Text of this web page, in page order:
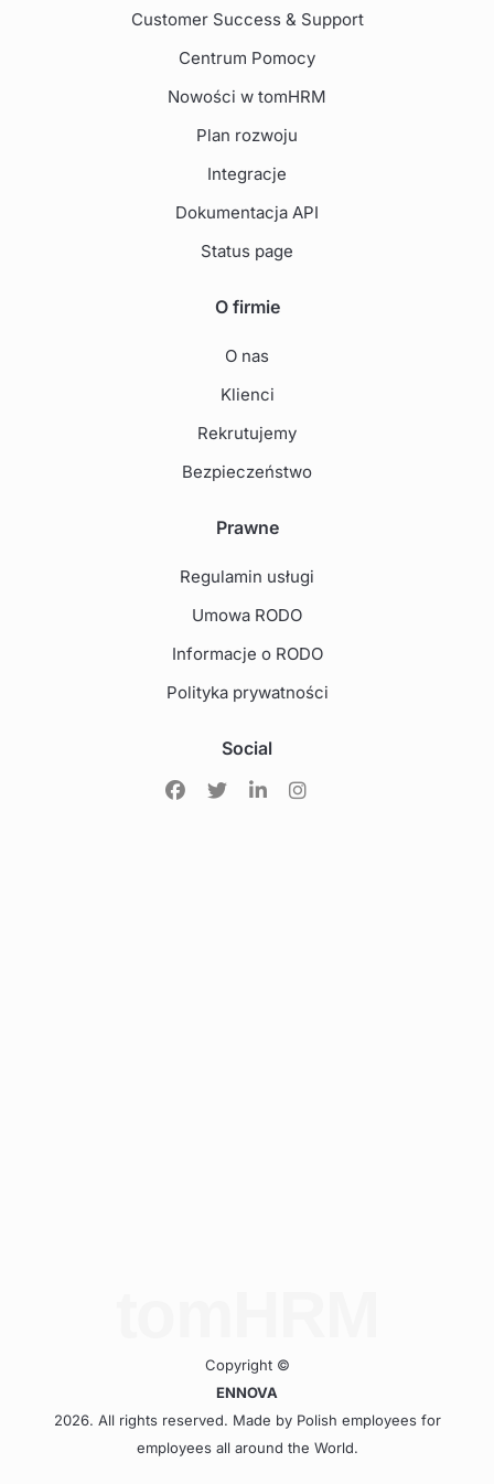
Customer Success & Support
Centrum Pomocy
Nowości w tomHRM
Plan rozwoju
Integracje
Dokumentacja API
Status page
O firmie
O nas
Klienci
Rekrutujemy
Bezpieczeństwo
Prawne
Regulamin usługi
Umowa RODO
Informacje o RODO
Polityka prywatności
Social
Copyright ©
ENNOVA
2026. All rights reserved. Made by Polish employees for
employees all around the World.